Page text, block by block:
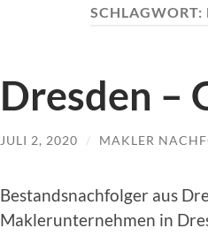
SCHLAGWORT:
Dresden –
JULI 2, 2020 / MAKLER
Bestandsnachfolger aus
Maklerunternehmen in